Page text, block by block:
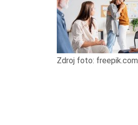
Zdroj foto: freepik.com